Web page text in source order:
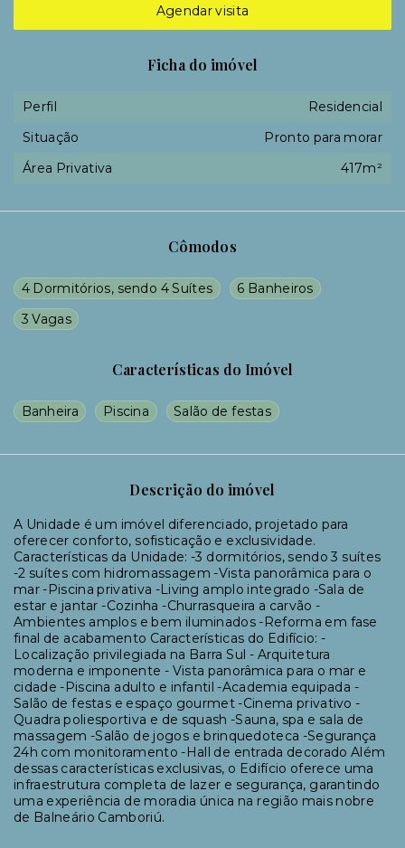
Cômodos
4 Dormitórios, sendo 4 Suítes
6 Banheiros
3 Vagas
Características do Imóvel
Banheira Piscina Salão de festas
Descrição do imóvel
A Unidade é um imóvel diferenciado, projetado para
oferecer conforto, sofisticação e exclusividade.
Características da Unidade: -3 dormitórios, sendo 3 suítes
-2 suítes com hidromassagem -Vista panorâmica para o
mar -Piscina privativa -Living amplo integrado -Sala de
estar e jantar -Cozinha -Churrasqueira a carvão -
Ambientes amplos e bem iluminados -Reforma em fase
final de acabamento Características do Edifício: -
Localização privilegiada na Barra Sul - Arquitetura
moderna e imponente - Vista panorâmica para o mar e
cidade -Piscina adulto e infantil -Academia equipada -
Salão de festas e espaço gourmet -Cinema privativo -
Quadra poliesportiva e de squash -Sauna, spa e sala de
massagem -Salão de jogos e brinquedoteca -Segurança
24h com monitoramento -Hall de entrada decorado Além
dessas características exclusivas, o Edifício oferece uma
infraestrutura completa de lazer e segurança, garantindo
uma experiência de moradia única na região mais nobre
de Balneário Camboriú.
Agendar visita
Ficha do imóvel
Perfil
Residencial
Situação
Pronto para morar
Área Privativa
417m²